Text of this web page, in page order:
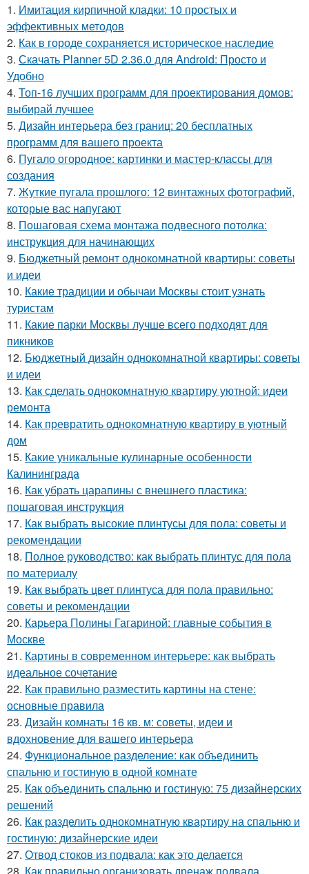
1. Имитация кирпичной кладки: 10 простых и
эффективных методов
2. Как в городе сохраняется историческое наследие
3. Скачать Planner 5D 2.36.0 для Android: Просто и
Удобно
4. Топ-16 лучших программ для проектирования домов:
выбирай лучшее
5. Дизайн интерьера без границ: 20 бесплатных
программ для вашего проекта
6. Пугало огородное: картинки и мастер-классы для
создания
7. Жуткие пугала прошлого: 12 винтажных фотографий,
которые вас напугают
8. Пошаговая схема монтажа подвесного потолка:
инструкция для начинающих
9. Бюджетный ремонт однокомнатной квартиры: советы
и идеи
10. Какие традиции и обычаи Москвы стоит узнать
туристам
11. Какие парки Москвы лучше всего подходят для
пикников
12. Бюджетный дизайн однокомнатной квартиры: советы
и идеи
13. Как сделать однокомнатную квартиру уютной: идеи
ремонта
14. Как превратить однокомнатную квартиру в уютный
дом
15. Какие уникальные кулинарные особенности
Калининграда
16. Как убрать царапины с внешнего пластика:
пошаговая инструкция
17. Как выбрать высокие плинтусы для пола: советы и
рекомендации
18. Полное руководство: как выбрать плинтус для пола
по материалу
19. Как выбрать цвет плинтуса для пола правильно:
советы и рекомендации
20. Карьера Полины Гагариной: главные события в
Москве
21. Картины в современном интерьере: как выбрать
идеальное сочетание
22. Как правильно разместить картины на стене:
основные правила
23. Дизайн комнаты 16 кв. м: советы, идеи и
вдохновение для вашего интерьера
24. Функциональное разделение: как объединить
спальню и гостиную в одной комнате
25. Как объединить спальню и гостиную: 75 дизайнерских
решений
26. Как разделить однокомнатную квартиру на спальню и
гостиную: дизайнерские идеи
27. Отвод стоков из подвала: как это делается
28. Как правильно организовать дренаж подвала